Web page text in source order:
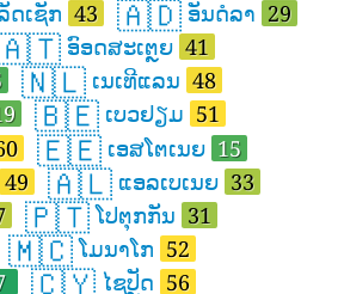
ດເຊັກ 43 🇦🇩 ອັນດໍລາ 29
ອົອດສະເຕຼຍ 41
🇳🇱 ເນເທີແລນ 48
🇧🇪 ເບວຢຽມ 51
🇪🇪 ເອສໂຕເນຍ 15
49 🇦🇱 ແອລເບເນຍ 33
🇵🇹ໂປຕຸກກັນ 31
🇲🇨ໂມນາໂກ 52
🇨🇾 ໄຊປັຼດ 56